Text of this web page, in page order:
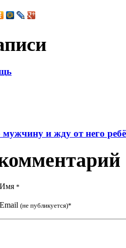
и жду от него
Имя *
Email (не публикуется)*